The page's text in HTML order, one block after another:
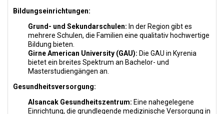
Bildungseinrichtungen:
Grund- und Sekundarschulen: In der Region gibt es
mehrere Schulen, die Familien eine qualitativ hochwertige
Bildung bieten.
Girne American University (GAU): Die GAU in Kyrenia
bietet ein breites Spektrum an Bachelor- und
Masterstudiengängen an.
Gesundheitsversorgung:
Alsancak Gesundheitszentrum: Eine nahegelegene
Einrichtung, die grundlegende medizinische Versorgung in